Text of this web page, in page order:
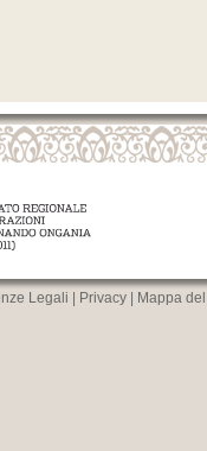
Legali Privacy Mappa